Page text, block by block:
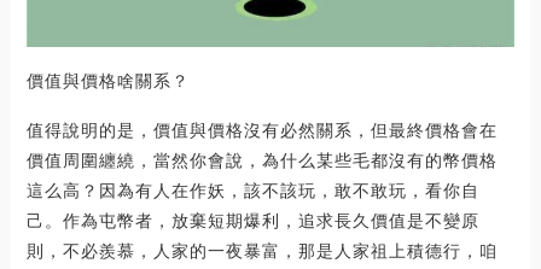
價值與價格啥關系？
值得說明的是，價值與價格沒有必然關系，但最終價格會在
價值周圍纏繞，當然你會說，為什么某些毛都沒有的幣價格
這么高？因為有人在作妖，該不該玩，敢不敢玩，看你自
己。作為屯幣者，放棄短期爆利，追求長久價值是不變原
則，不必羨慕，人家的一夜暴富，那是人家祖上積德行，咱